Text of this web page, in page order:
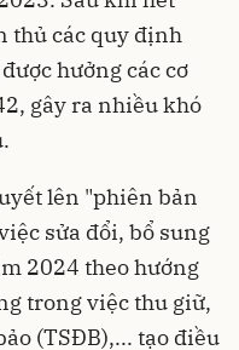
thủ các quy định
hưởng các cơ
gây ra nhiều khó
lên "phiên bản
sửa đổi, bổ sung
2024 theo hướng
trong việc thu giữ,
(TSĐB),... tạo điều